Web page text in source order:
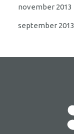
november 2013
september 2013